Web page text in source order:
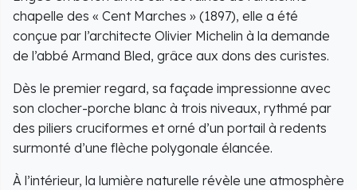
chapelle des « Cent Marches » (1897), elle a été
conçue par l’architecte Olivier Michelin à la demande
de l’abbé Armand Bled, grâce aux dons des curistes.
Dès le premier regard, sa façade impressionne avec
son clocher-porche blanc à trois niveaux, rythmé par
des piliers cruciformes et orné d’un portail à redents
surmonté d’une flèche polygonale élancée.
À l’intérieur, la lumière naturelle révèle une atmosphère